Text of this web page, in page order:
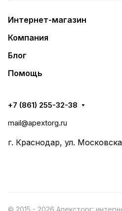
Интернет-магазин
Компания
Блог
Помощь
+7 (861) 255-32-38
mail@apextorg.ru
г. Краснодар, ул.
© 2015 - 2026 Апексторг: